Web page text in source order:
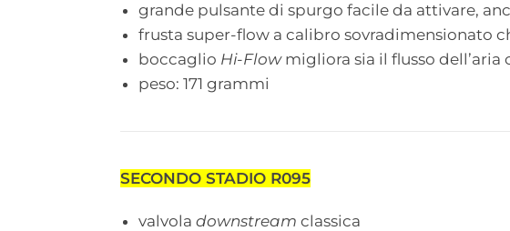
grande pulsante di spurgo facile da attivare,
frusta super-flow a calibro sovradimensionato
boccaglio Hi-Flowmigliora sia il flusso
peso: 171 grammi
SECONDO STADIO R095
valvola downstream classica